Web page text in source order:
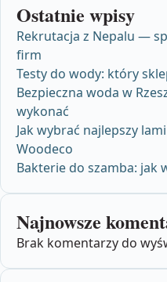
Ostatnie wpisy
Rekrutacja z Nepalu —
firm
Testy do wody: który
Bezpieczna woda w
wykonać
Jak wybrać najlepszy
Woodeco
Bakterie do szamba: jak
Najnowsze
Brak komentarzy do